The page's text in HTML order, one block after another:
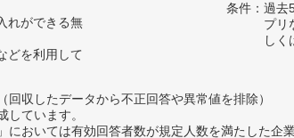
れができる無
どを利用して
条件：過去
プリ
しく
収したデータから不正回答や異常値を排除）
ています。
おいては有効回答者数が規定人数を満たした企